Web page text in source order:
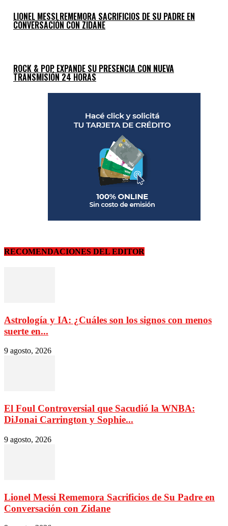
LIONEL MESSI REMEMORA SACRIFICIOS DE SU PADRE EN
CONVERSACIÓN CON ZIDANE
ROCK & POP EXPANDE SU PRESENCIA CON NUEVA
TRANSMISIÓN 24 HORAS
RECOMENDACIONES DEL EDITOR
Astrología y IA: ¿Cuáles son los signos con menos
suerte en...
9 agosto, 2026
El Foul Controversial que Sacudió la WNBA:
DiJonai Carrington y Sophie...
9 agosto, 2026
Lionel Messi Rememora Sacrificios de Su Padre en
Conversación con Zidane